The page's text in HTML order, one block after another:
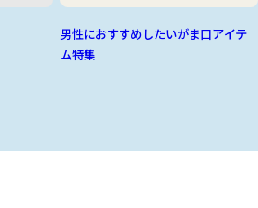
男性におすすめしたいがま口アイテ
ム特集